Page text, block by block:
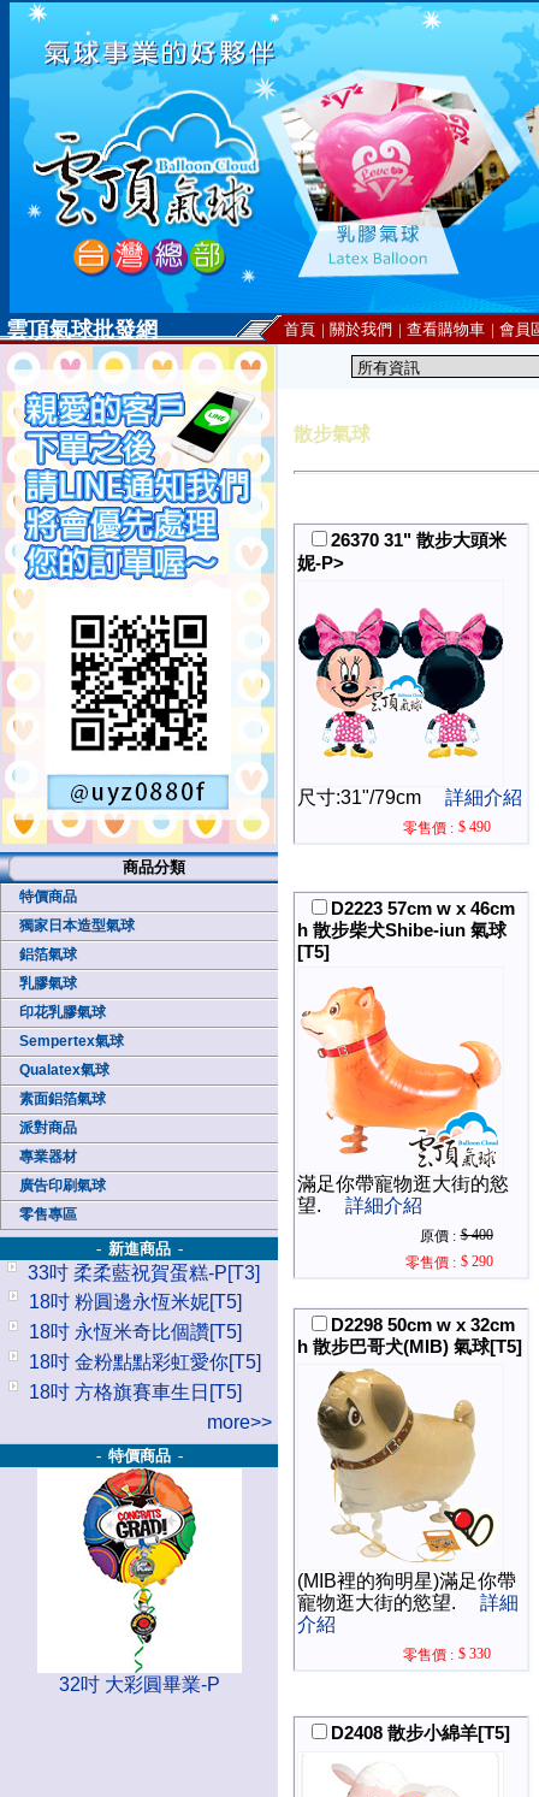
雲頂氣球批發網 首頁 | 關於我們 | 查看購物車 | 會員
商品分類
特價商品
獨家日本造型氣球
鋁箔氣球
乳膠氣球
印花乳膠氣球
Sempertex氣球
Qualatex氣球
素面鋁箔氣球
派對商品
專業器材
廣告印刷氣球
零售專區
- 新進商品 -
33吋 柔柔藍祝賀蛋糕-P[T3]
18吋 粉圓邊永恆米妮[T5]
18吋 永恆米奇比個讚[T5]
18吋 金粉點點彩虹愛你[T5]
18吋 方格旗賽車生日[T5]
more>>
- 特價商品 -
32吋 大彩圓畢業-P
散步氣球
26370 31" 散步大頭米
妮-P>
尺寸:31"/79cm 詳細介紹
零售價 : $ 490
D2223 57cm w x 46cm
h 散步柴犬Shibe-iun 氣球
[T5]
滿足你帶寵物逛大街的慾
望. 詳細介紹
原價 : $ 400
零售價 : $ 290
D2298 50cm w x 32cm
h 散步巴哥犬(MIB) 氣球[T5]
(MIB裡的狗明星)滿足你帶
寵物逛大街的慾望. 詳細
介紹
零售價 : $ 330
D2408 散步小綿羊[T5]